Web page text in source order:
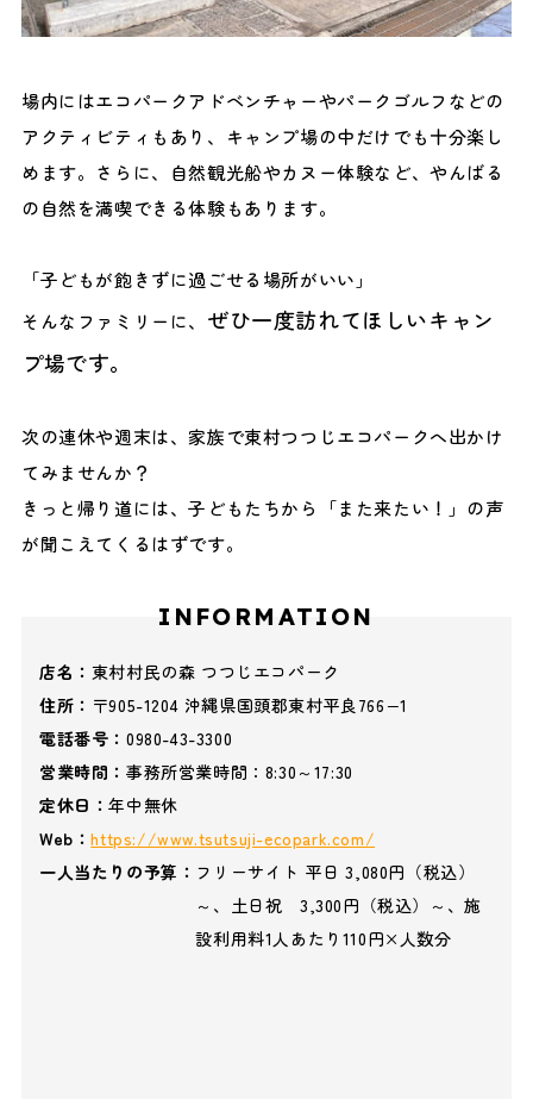
場内にはエコパークアドベンチャーやパークゴルフなどの
アクティビティもあり、キャンプ場の中だけでも十分楽し
めます。さらに、自然観光船やカヌー体験など、やんばる
の自然を満喫できる体験もあります。
「子どもが飽きずに過ごせる場所がいい」
そんなファミリーに、 ぜひ一度訪れてほしいキャン
プ場です。
次の連休や週末は、家族で東村つつじエコパークへ出かけ
てみませんか？
きっと帰り道には、子どもたちから「また来たい！」の声
が聞こえてくるはずです。
INFORMATION
店名： 東村村民の森 つつじエコパーク
住所： 〒905-1204 沖縄県国頭郡東村平良766−1
電話番号： 0980-43-3300
営業時間： 事務所営業時間：8:30～17:30
定休日：年中無休
Web：https://www.tsutsuji-ecopark.com/
一人当たりの予算： フリーサイト 平日 3,080円（税込）
～、土日祝 3,300円（税込）～、施
設利用料1人あたり110円×人数分